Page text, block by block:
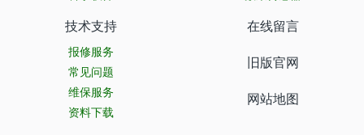
技术支持
报修服务
常见问题
维保服务
资料下载
在线留言
旧版官网
网站地图